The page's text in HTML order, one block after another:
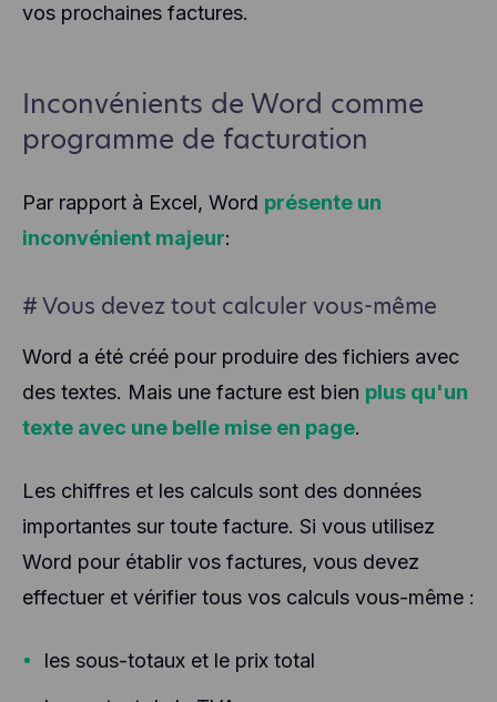
vos prochaines factures.
Inconvénients de Word comme
programme de facturation
Par rapport à Excel, Word présente un
inconvénient majeur:
# Vous devez tout calculer vous-même
Word a été créé pour produire des fichiers avec
des textes. Mais une facture est bien plus qu'un
texte avec une belle mise en page.
Les chiffres et les calculs sont des données
importantes sur toute facture. Si vous utilisez
Word pour établir vos factures, vous devez
effectuer et vérifier tous vos calculs vous-même :
les sous-totaux et le prix total